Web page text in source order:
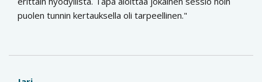
puolen tunnin kertauksella oli tarpeellinen.